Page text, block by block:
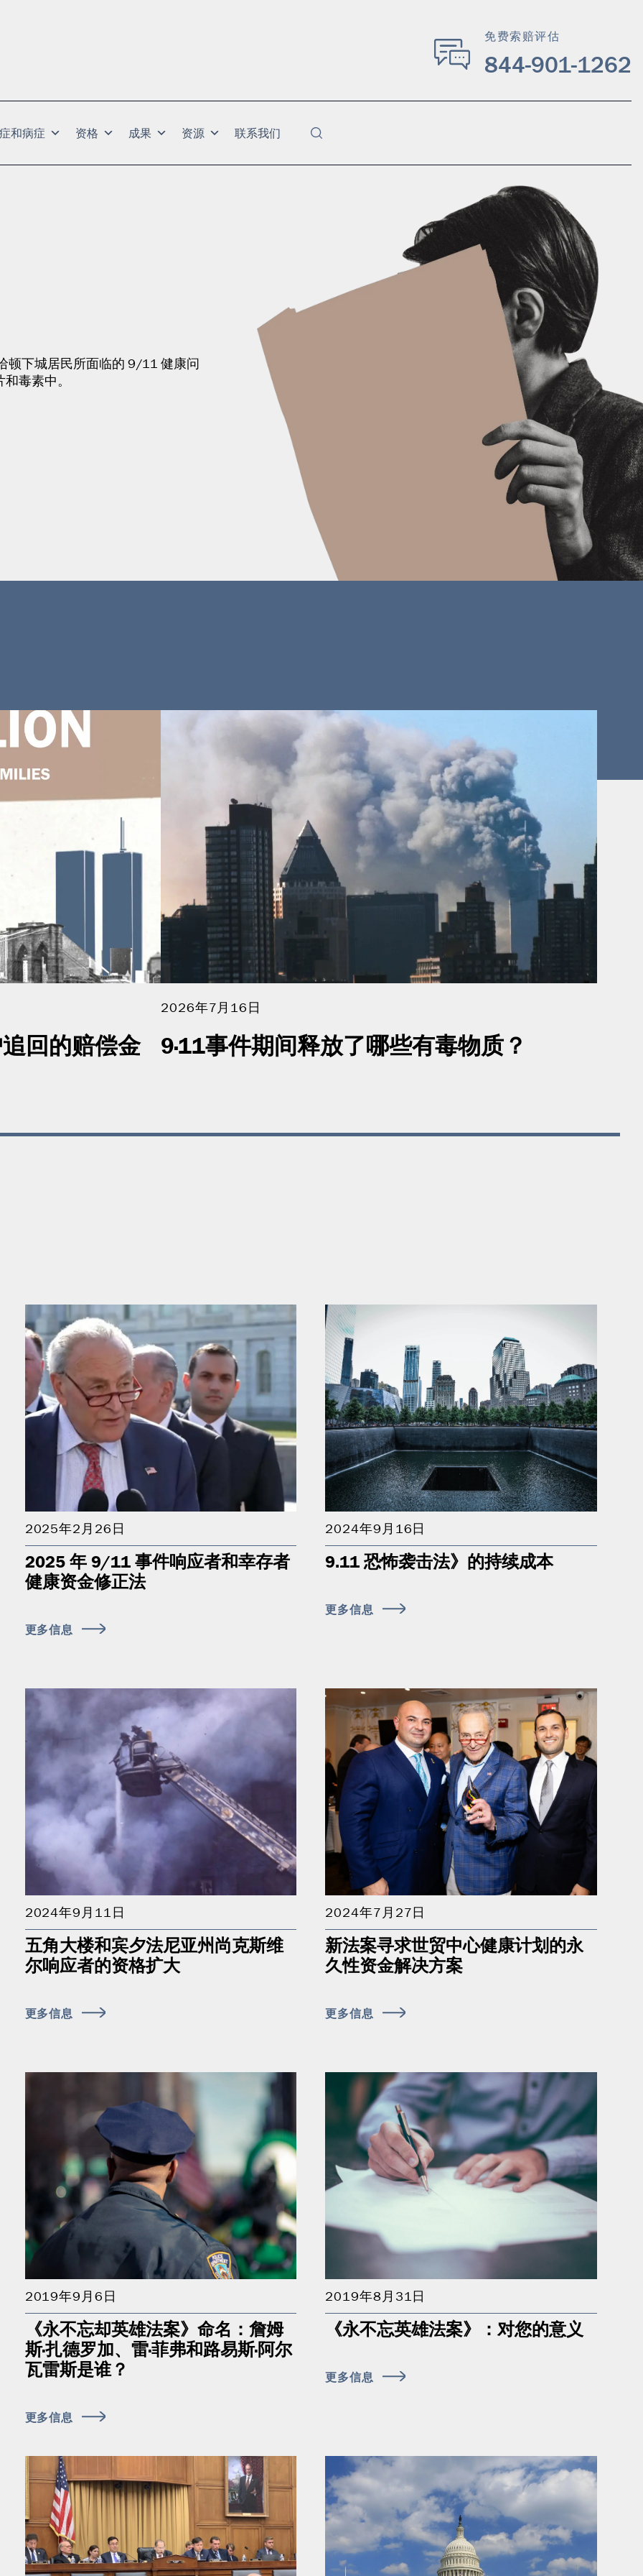
免费索赔评估
844-901-1262
和病症 资格 成果 资源 联系我们
顿下城居民所面临的 9/11 健康问
毒素中。
追回的赔偿金
2026年7月16日
9·11事件期间释放了哪些有毒物质？
2025年2月26日
2025 年 9/11 事件响应者和幸存者
健康资金修正法
更多信息
2024年9月16日
9.11 恐怖袭击法》的持续成本
更多信息
2024年9月11日
五角大楼和宾夕法尼亚州尚克斯维
尔响应者的资格扩大
更多信息
2024年7月27日
新法案寻求世贸中心健康计划的永
久性资金解决方案
更多信息
2019年9月6日
《永不忘却英雄法案》命名：詹姆
斯·扎德罗加、雷·菲弗和路易斯·阿尔
瓦雷斯是谁？
更多信息
2019年8月31日
《永不忘英雄法案》：对您的意义
更多信息